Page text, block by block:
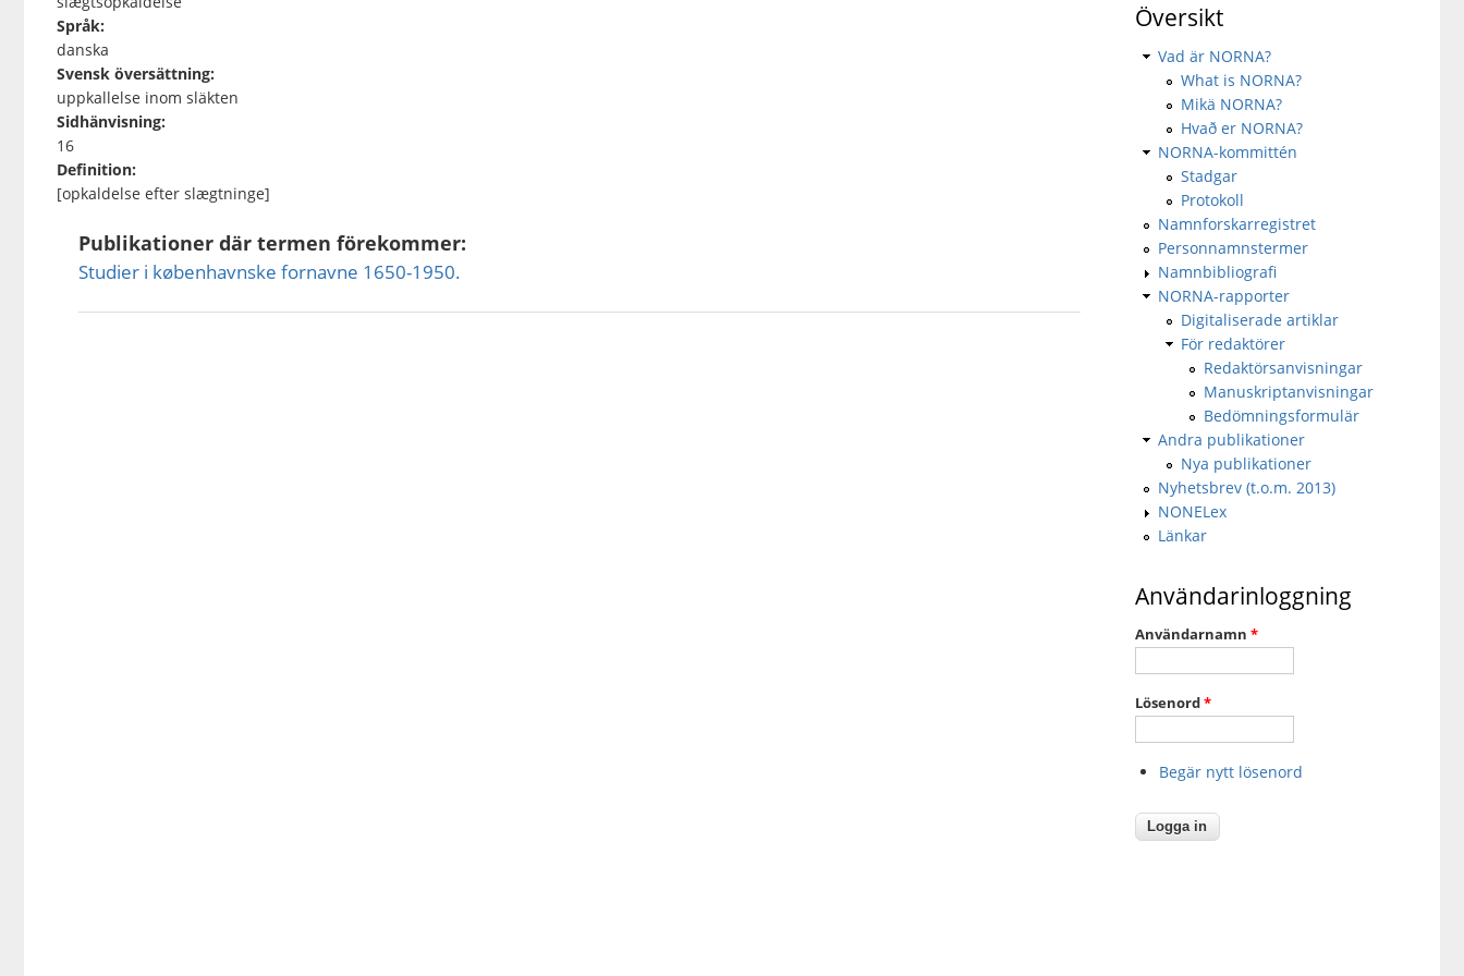
Språk:
danska
Svensk översättning:
uppkallelse inom släkten
Sidhänvisning:
16
Definition:
[opkaldelse efter slægtninge]
Publikationer där termen förekommer:
Studier i københavnske fornavne 1650-1950.
Översikt
Vad är NORNA?
What is NORNA?
Mikä NORNA?
Hvað er NORNA?
NORNA-kommittén
Stadgar
Protokoll
Namnforskarregistret
Personnamnstermer
Namnbibliografi
NORNA-rapporter
Digitaliserade artiklar
För redaktörer
Redaktörsanvisningar
Manuskriptanvisningar
Bedömningsformulär
Andra publikationer
Nya publikationer
Nyhetsbrev (t.o.m. 2013)
NONELex
Länkar
Användarinloggning
Användarnamn *
Lösenord*
Begär nytt lösenord